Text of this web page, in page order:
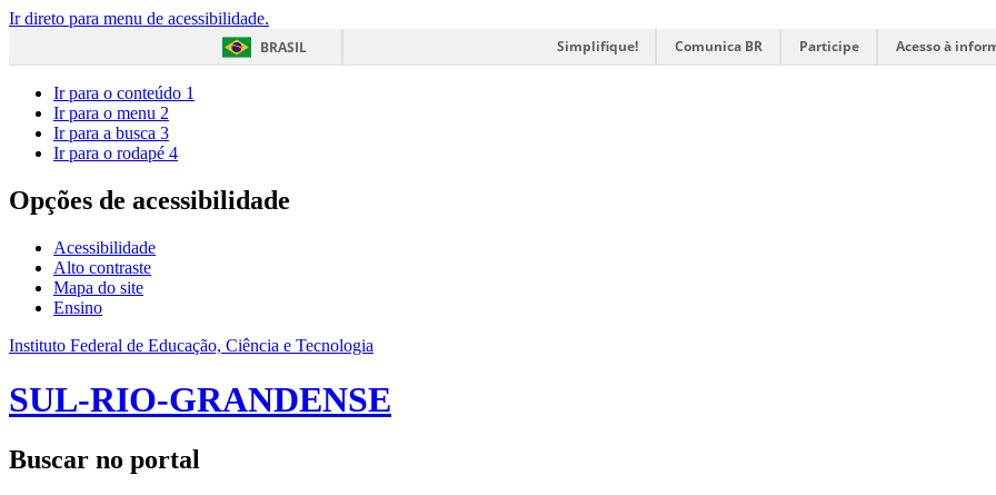
Ir direto para menu de acessibilidade.
BRASIL
Simplifique! Comunica BR Participe Acesso à
Ir para o conteúdo 1
Ir para o menu 2
Ir para a busca 3
Ir para o rodapé 4
Opções de acessibilidade
Acessibilidade
Alto contraste
Mapa do site
Ensino
Instituto Federal de Educação, Ciência e Tecnologia
SUL-RIO-GRANDENSE
Buscar no portal